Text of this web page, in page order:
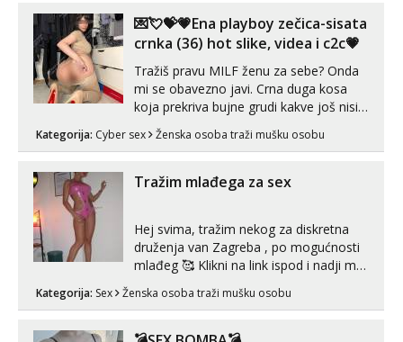
autentičnosti možeš me vidjeti na
videopozivu. 😉 S vama sam vec 5 ...
💌💘💝💗Ena playboy zečica-sisata
crnka (36) hot slike, videa i c2c💗
Tražiš pravu MILF ženu za sebe? Onda
mi se obavezno javi. Crna duga kosa
koja prekriva bujne grudi kakve još nisi
vidio, čista ŠESTICA! A usne? O usnama
bolje da ni ne pričam. Prave pune usne
vjeruj mi, takve još nisi vidio. Uvijek sam
spremna za ONLOINE zabavu...
Kategorija: Cyber sex Ženska osoba traži mušku osobu
Tražim mlađega za sex
Hej svima, tražim nekog za diskretna
druženja van Zagreba , po mogućnosti
mlađeg 🥰 Klikni na link ispod i nadji me
Kategorija: Sex Ženska osoba traži mušku osobu